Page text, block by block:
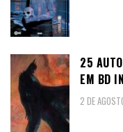
25
EM BD
2 DE